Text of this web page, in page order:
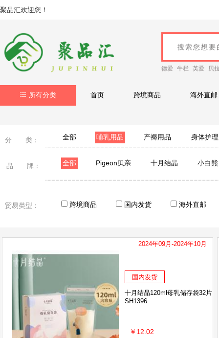
聚品汇欢迎您！
德爱 牛栏 英爱 贝
所有分类 首页 跨境商品 海外直邮
分 类： 全部 哺乳用品 产褥用品 身体护理
品 牌： 全部 Pigeon贝亲 十月结晶 小白熊
贸易类型： 跨境商品 国内发货 海外直邮
2024年09月-2024年10月
国内发货
十月结晶120ml母乳储存袋32片
SH1396
￥12.02